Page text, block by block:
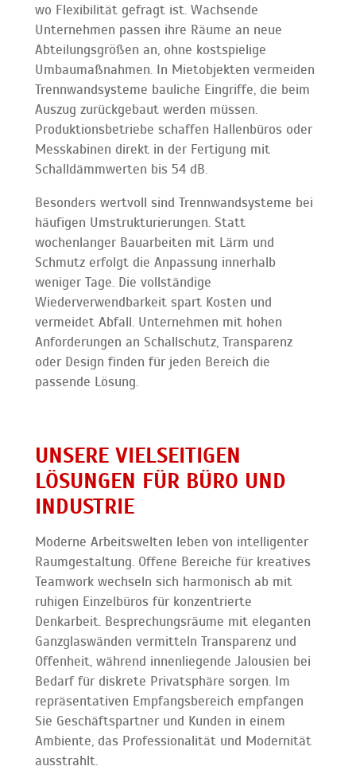
wo Flexibilität gefragt ist. Wachsende
Unternehmen passen ihre Räume an neue
Abteilungsgrößen an, ohne kostspielige
Umbaumaßnahmen. In Mietobjekten vermeiden
Trennwandsysteme bauliche Eingriffe, die beim
Auszug zurückgebaut werden müssen.
Produktionsbetriebe schaffen Hallenbüros oder
Messkabinen direkt in der Fertigung mit
Schalldämmwerten bis 54 dB.
Besonders wertvoll sind Trennwandsysteme bei
häufigen Umstrukturierungen. Statt
wochenlanger Bauarbeiten mit Lärm und
Schmutz erfolgt die Anpassung innerhalb
weniger Tage. Die vollständige
Wiederverwendbarkeit spart Kosten und
vermeidet Abfall. Unternehmen mit hohen
Anforderungen an Schallschutz, Transparenz
oder Design finden für jeden Bereich die
passende Lösung.
UNSERE VIELSEITIGEN
LÖSUNGEN FÜR BÜRO UND
INDUSTRIE
Moderne Arbeitswelten leben von intelligenter
Raumgestaltung. Offene Bereiche für kreatives
Teamwork wechseln sich harmonisch ab mit
ruhigen Einzelbüros für konzentrierte
Denkarbeit. Besprechungsräume mit eleganten
Ganzglaswänden vermitteln Transparenz und
Offenheit, während innenliegende Jalousien bei
Bedarf für diskrete Privatsphäre sorgen. Im
repräsentativen Empfangsbereich empfangen
Sie Geschäftspartner und Kunden in einem
Ambiente, das Professionalität und Modernität
ausstrahlt.